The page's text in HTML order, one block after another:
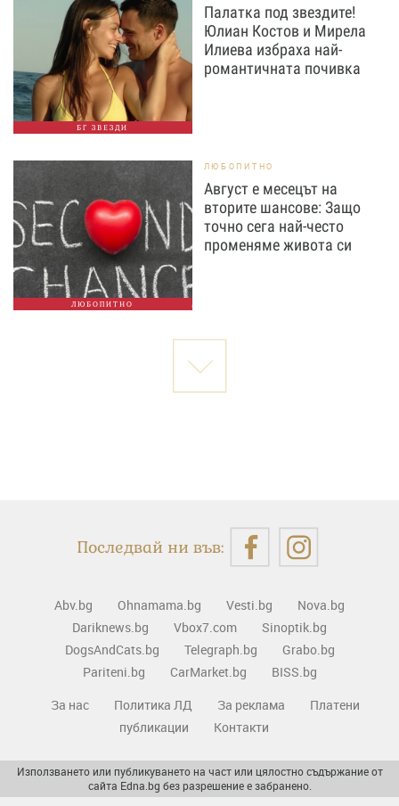
БГ ЗВЕЗДИ
Палатка под звездите!
Юлиан Костов и Мирела
Илиева избраха най-
романтичната почивка
ЛЮБОПИТНО
ЛЮБОПИТНО
Август е месецът на
вторите шансове: Защо
точно сега най-често
променяме живота си
Последвай ни във:
Abv.bg Ohnamama.bg Vesti.bg
Nova.bg
Dariknews.bg
Vbox7.com
Sinoptik.bg
DogsAndCats.bg
Telegraph.bg
Grabo.bg
Pariteni.bg
CarMarket.bg
BISS.bg
За нас
Политика ЛД За реклама
Платени
публикации
Контакти
Използването или публикуването на част или цялостно съдържание от
сайта Edna.bg без разрешение е забранено.